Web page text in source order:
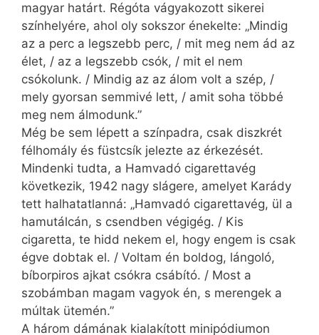
magyar határt. Régóta vágyakozott sikerei
színhelyére, ahol oly sokszor énekelte: „Mindig
az a perc a legszebb perc, / mit meg nem ád az
élet, / az a legszebb csók, / mit el nem
csókolunk. / Mindig az az álom volt a szép, /
mely gyorsan semmivé lett, / amit soha többé
meg nem álmodunk.”
Még be sem lépett a színpadra, csak diszkrét
félhomály és füstcsík jelezte az érkezését.
Mindenki tudta, a Hamvadó cigarettavég
következik, 1942 nagy slágere, amelyet Karády
tett halhatatlanná: „Hamvadó cigarettavég, ül a
hamutálcán, s csendben végigég. / Kis
cigaretta, te hidd nekem el, hogy engem is csak
égve dobtak el. / Voltam én boldog, lángoló,
bíborpiros ajkat csókra csábító. / Most a
szobámban magam vagyok én, s merengek a
múltak ütemén.”
A három dámának kialakított minipódiumon